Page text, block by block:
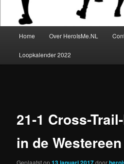
Home Over HeroIsMe.NL
Loopkalender 2022
21-1 Cross-
in de Westereen